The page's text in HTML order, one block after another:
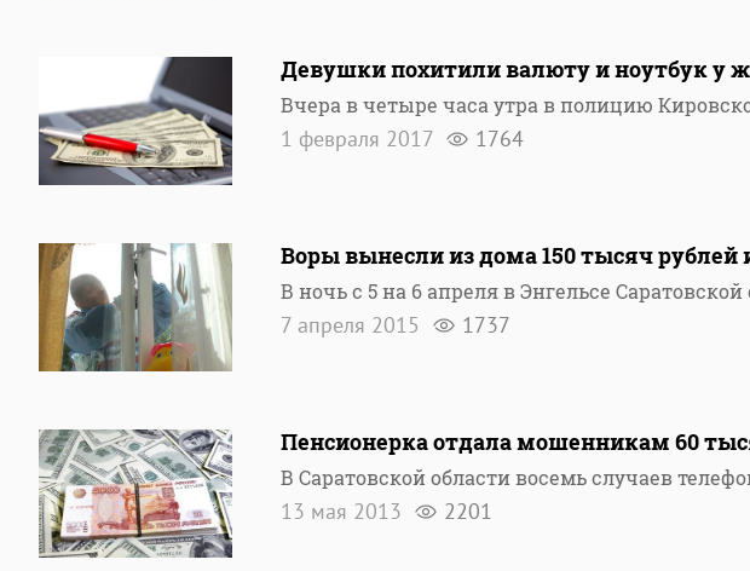
Девушки похитили валюту и ноутбук у
Вчера в четыре часа утра в полицию
1 февраля 2017 1764
Воры вынесли из дома 150 тысяч
В ночь с 5 на 6 апреля в Энгельсе
7 апреля 2015 1737
Пенсионерка отдала мошенникам 60
В Саратовской области восемь случаев
13 мая 2013 2201